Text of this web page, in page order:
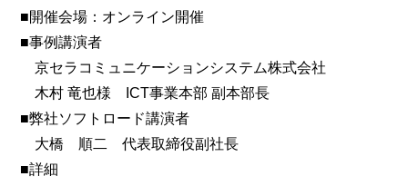
■開催会場：オンライン開催
■事例講演者
京セラコミュニケーションシステム株式会社
木村 竜也様 ICT事業本部 副本部長
■弊社ソフトロード講演者
大橋 順二 代表取締役副社長
■詳細